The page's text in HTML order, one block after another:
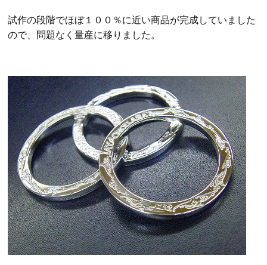
試作の段階でほぼ１００％に近い商品が完成していました
ので、問題なく量産に移りました。